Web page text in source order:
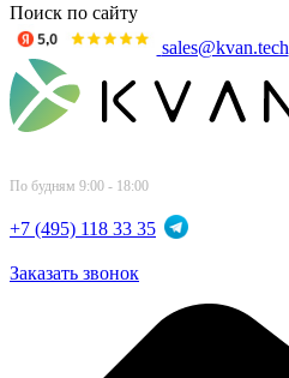
Поиск по сайту
sales@kvan.tech
По будням 9:00 - 18:00
+7 (495) 118 33 35
Заказать звонок